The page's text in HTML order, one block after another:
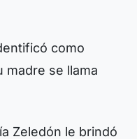
como
madre se llama
Zeledón le brindó